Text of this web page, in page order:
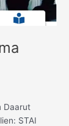
Daarut
STAI